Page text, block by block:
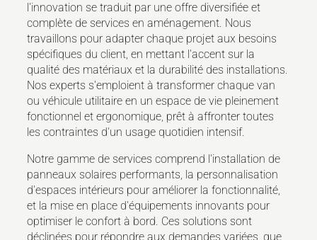
l'innovation se traduit par une offre diversifiée et
complète de services en aménagement. Nous
travaillons pour adapter chaque projet aux besoins
spécifiques du client, en mettant l'accent sur la
qualité des matériaux et la durabilité des installations.
Nos experts s'emploient à transformer chaque van
ou véhicule utilitaire en un espace de vie pleinement
fonctionnel et ergonomique, prêt à affronter toutes
les contraintes d'un usage quotidien intensif.
Notre gamme de services comprend l'installation de
panneaux solaires performants, la personnalisation
d'espaces intérieurs pour améliorer la fonctionnalité,
et la mise en place d'équipements innovants pour
optimiser le confort à bord. Ces solutions sont
déclinées pour répondre aux demandes variées, que